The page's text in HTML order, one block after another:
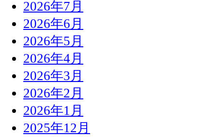
2026年7月
2026年6月
2026年5月
2026年4月
2026年3月
2026年2月
2026年1月
2025年12月